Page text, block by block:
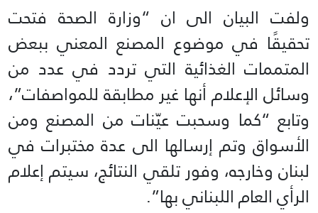
ولفت البيان الى ان “وزارة الصحة فتحت
تحقيقًا في موضوع المصنع المعني ببعض
المتممات الغذائية التي تردد في عدد من
وسائل الإعلام أنها غير مطابقة للمواصفات”،
وتابع “كما وسحبت عيّنات من المصنع ومن
الأسواق وتم إرسالها الى عدة مختبرات في
لبنان وخارجه، وفور تلقي النتائج، سيتم إعلام
الرأي العام اللبناني بها”.